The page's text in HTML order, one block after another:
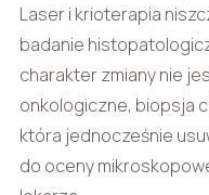
Laser i krioterapia
badanie
charakter zmiany nie
onkologiczne, biopsja
która jednocześnie
do oceny